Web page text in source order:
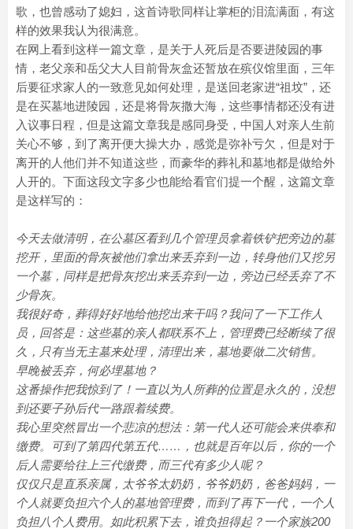
歌，也曾感动了媳妇，这首诗歌同样让掌柜的泪流满面，有这
样的效果我认为很满意。
在网上看到这样一篇文章，是关于人死后是否要进陵园的事
情，老父亲和岳父大人目前骨灰盒还暂放在殡仪馆里面，三年
后要征求家人的一致意见如何处理，是送回老家进“祖坟”，还
是在买墓地进陵园，还是将骨灰撒大海，这些事情都还没有进
入议事日程，但是这篇文章我是感同身受，中国人对亲人生前
关心不够，到了离开便大操大办，感觉是弥补亏欠，但是对于
离开的人他们并不知道这些，而豪华的葬礼和墓地都是做给外
人开的。下面这段文字多少也能给看官们提一个醒，这篇文章
是这样写的：
今天去做清明，在公墓区看到几个管理员拿着铁铲把旁边的墓
挖开，里面的骨灰被他们拿出来丢弃到一边，转身他们又挖另
一个墓，同样是把骨灰挖出来丢弃到一边，旁边已经丢弃了不
少骨灰。
我很好奇，葬得好好地给他挖出来干吗？我问了一下工作人
员，回答是：这些墓的亲人都联系不上，管理费已经断续了很
久，只有当无主墓来处理，清理出来，墓地要做二次销售。
早晚被丢弃，何必埋墓地？
这番操作把我惊到了！一直以为人所葬的位置是永久的，没想
到还要子孙后代一路跟着续费。
我心里突然冒出一个悲凉的想法：第一代人还可能会来供奉和
缴费。可到了第四代第五代……，也就是百年以后，你的一个
后人需要给往上三代缴费，而三代有多少人呢？
仅仅只是直系亲属，太爷爷太奶奶，爷爷奶奶，爸爸妈妈，一
个人就要负担六个人的墓地管理费，而到了再下一代，一个人
负担八个人费用。如此积累下去，谁负担得起？一个家族200